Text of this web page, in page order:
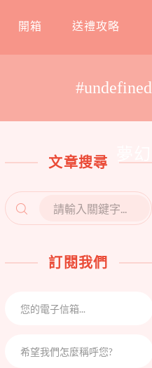
開箱 送禮攻略
#undefined
文章搜尋
SEARCH
FOR:
訂閱我們